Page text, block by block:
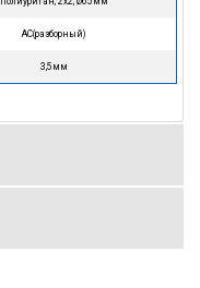
AC(разборный)
3,5мм